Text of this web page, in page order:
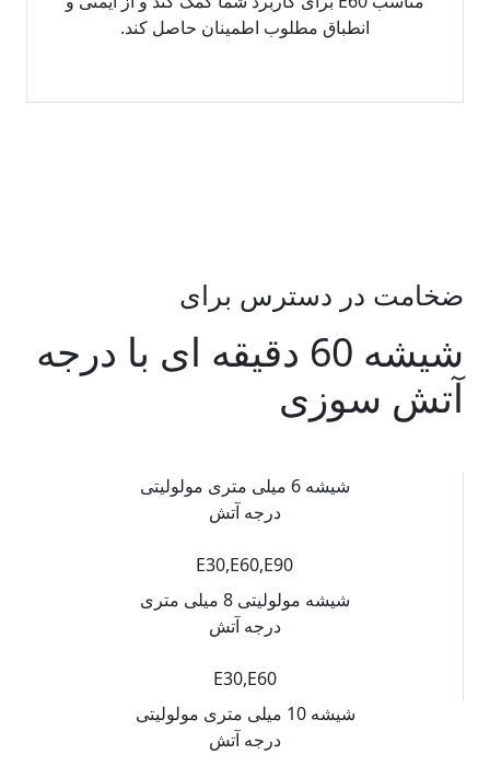
انطباق مطلوب اطمینان حاصل کند.
ضخامت در دسترس برای
شیشه 60 دقیقه ای با درجه
آتش سوزی
شیشه 6 میلی متری مولولیتی
درجه آتش
E30,E60,E90
شیشه مولولیتی 8 میلی متری
درجه آتش
E30,E60
شیشه 10 میلی متری مولولیتی
درجه آتش